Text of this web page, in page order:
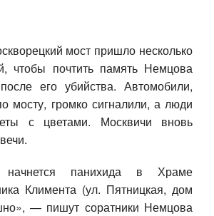
мост пришло несколько
чтобы почтить память Немцова
его убийства. Автомобили,
мосту, громко сигналили, а люди
с цветами. Москвичи вновь
панихида в Храме
Климента (ул. Пятницкая, дом
— пишут соратники Немцова